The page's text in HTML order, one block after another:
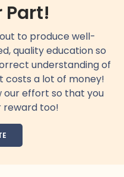
Part!
to produce well-
quality education so
understanding of
costs a lot of money!
our effort so that you
reward too!